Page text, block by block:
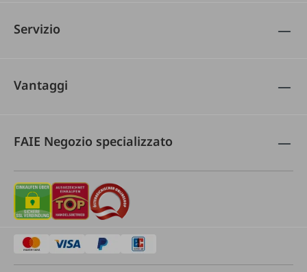
Servizio
Vantaggi
FAIE Negozio specializzato